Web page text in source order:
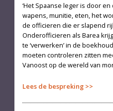
‘Het Spaanse leger is door
wapens, munitie, eten, het
de officieren die er slapend
Onderofficieren als Barea
te ‘verwerken’ in de
moeten controleren zitten
Vanoost op de wereld van
Lees de bespreking